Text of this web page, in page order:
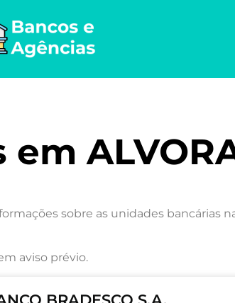
sobre as unidades bancárias
aviso prévio.